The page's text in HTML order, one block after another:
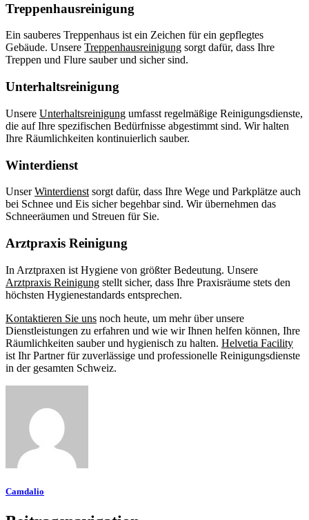
Treppenhausreinigung
Ein sauberes Treppenhaus ist ein Zeichen für ein gepflegtes
Gebäude. Unsere Treppenhausreinigung sorgt dafür, dass Ihre
Treppen und Flure sauber und sicher sind.
Unterhaltsreinigung
Unsere Unterhaltsreinigung umfasst regelmäßige Reinigungsdienste,
die auf Ihre spezifischen Bedürfnisse abgestimmt sind. Wir halten
Ihre Räumlichkeiten kontinuierlich sauber.
Winterdienst
UnserWinterdienst sorgt dafür, dass Ihre Wege und Parkplätze auch
bei Schnee und Eis sicher begehbar sind. Wir übernehmen das
Schneeräumen und Streuen für Sie.
Arztpraxis Reinigung
In Arztpraxen ist Hygiene von größter Bedeutung. Unsere
Arztpraxis Reinigung stellt sicher, dass Ihre Praxisräume stets den
höchsten Hygienestandards entsprechen.
Kontaktieren Sie uns noch heute, um mehr über unsere
Dienstleistungen zu erfahren und wie wir Ihnen helfen können, Ihre
Räumlichkeiten sauber und hygienisch zu halten. Helvetia Facility
ist Ihr Partner für zuverlässige und professionelle Reinigungsdienste
in der gesamten Schweiz.
Camdalio